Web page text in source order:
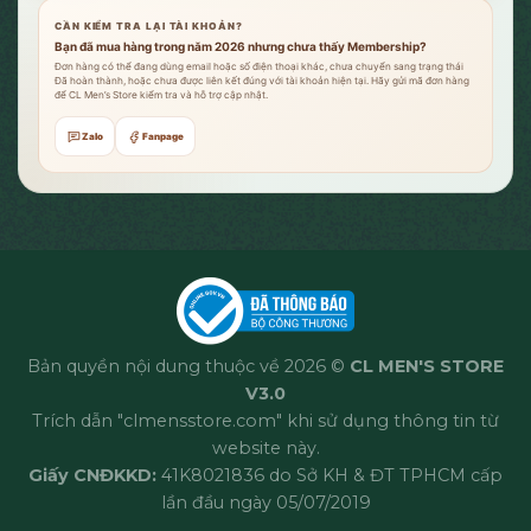
CẦN KIỂM TRA LẠI TÀI KHOẢN?
Bạn đã mua hàng trong năm 2026 nhưng chưa thấy Membership?
Đơn hàng có thể đang dùng email hoặc số điện thoại khác, chưa chuyển sang trạng thái
Đã hoàn thành, hoặc chưa được liên kết đúng với tài khoản hiện tại. Hãy gửi mã đơn hàng
để CL Men’s Store kiểm tra và hỗ trợ cập nhật.
Zalo Fanpage
Bản quyền nội dung thuộc về 2026 © CL MEN'S STORE
V3.0
Trích dẫn "clmensstore.com" khi sử dụng thông tin từ
website này.
Giấy CNĐKKD: 41K8021836 do Sở KH & ĐT TPHCM cấp
lần đầu ngày 05/07/2019